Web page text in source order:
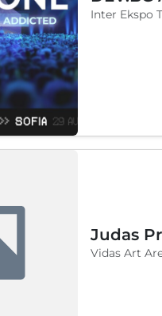
Inter Ekspo
Judas
Vidas Art